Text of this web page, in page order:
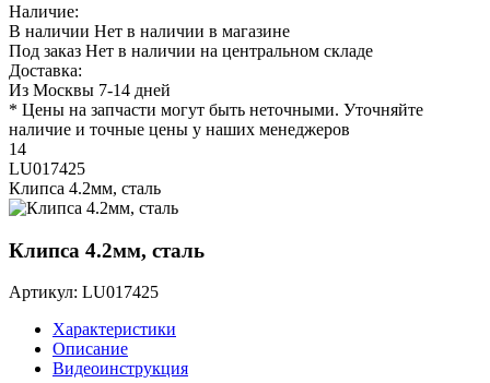
Наличие:
В наличии Нет в наличии в магазине
Под заказ Нет в наличии на центральном складе
Доставка:
Из Москвы 7-14 дней
* Цены на запчасти могут быть неточными. Уточняйте
наличие и точные цены у наших менеджеров
14
LU017425
Клипса 4.2мм, сталь
Клипса 4.2мм, сталь
Артикул: LU017425
Характеристики
Описание
Видеоинструкция